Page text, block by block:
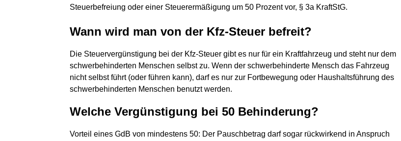
Steuerbefreiung oder einer Steuerermäßigung um 50 Prozent vor, § 3a KraftStG.
Wann wird man von der Kfz-Steuer befreit?
Die Steuervergünstigung bei der Kfz-Steuer gibt es nur für ein Kraftfahrzeug und steht nur dem
schwerbehinderten Menschen selbst zu. Wenn der schwerbehinderte Mensch das Fahrzeug
nicht selbst führt (oder führen kann), darf es nur zur Fortbewegung oder Haushaltsführung des
schwerbehinderten Menschen benutzt werden.
Welche Vergünstigung bei 50 Behinderung?
Vorteil eines GdB von mindestens 50: Der Pauschbetrag darf sogar rückwirkend in Anspruch